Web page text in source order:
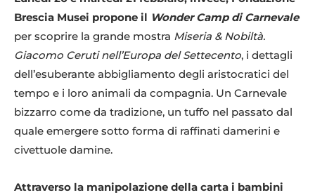
Brescia Musei propone il Wonder Camp di Carnevale
per scoprire la grande mostra Miseria & Nobiltà.
Giacomo Ceruti nell’Europa del Settecento, i dettagli
dell’esuberante abbigliamento degli aristocratici del
tempo e i loro animali da compagnia. Un Carnevale
bizzarro come da tradizione, un tuffo nel passato dal
quale emergere sotto forma di raffinati damerini e
civettuole damine.
Attraverso la manipolazione della carta i bambini